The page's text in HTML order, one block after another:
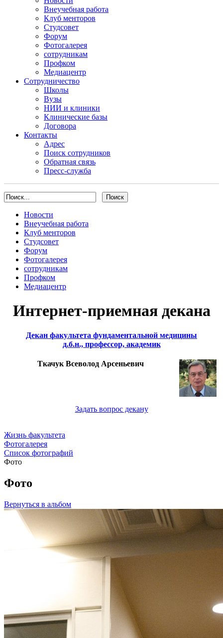
Внеучебная работа
Клуб менторов
Студсовет
Форум
Фотогалерея
сотрудникам
Профком
Медиацентр
Сотрудничество
Школы
Вузы
НИИ и клиники
Клинические базы
Договора
Контакты
Адрес
Поиск сотрудников
Обратная связь
Пресс-служба
Новости
Внеучебная работа
Клуб менторов
Студсовет
Форум
Фотогалерея
сотрудникам
Профком
Медиацентр
Интернет-приемная декана
Декан факультета фундаментальной медицины
д.б.н., профессор, академик
Ткачук Всеволод Арсеньевич
Задать вопрос декану
Жизнь факультета
Фотогалерея
Список фотографий
Фото
Фото
Вернуться в альбом